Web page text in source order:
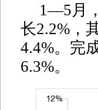
1—5月
长2.2%，
4.4%。完
6.3%。